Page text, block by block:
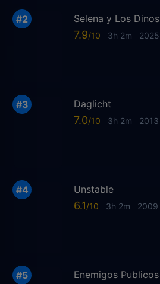
Selena y Los Dinos
7.9 3h 2m 2025
Daglicht
7.0 3h 2m 2013
Unstable
6.1 3h 2m 2009
Enemigos Publicos